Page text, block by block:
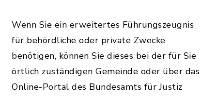
Wenn Sie ein erweitertes Führungszeugnis
für behördliche oder private Zwecke
benötigen, können Sie dieses bei der für Sie
örtlich zuständigen Gemeinde oder über das
Online-Portal des Bundesamts für Justiz